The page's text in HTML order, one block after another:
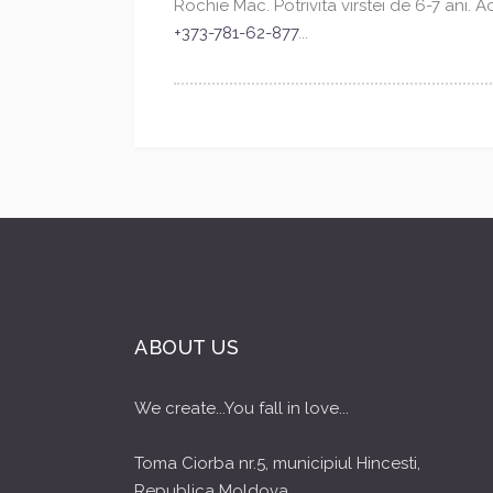
Rochie Mac. Potrivita virstei de 6-7 ani.
+373-781-62-877...
ABOUT US
We create...You fall in love...
Toma Ciorba nr.5, municipiul Hincesti,